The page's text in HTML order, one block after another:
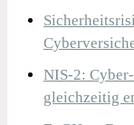
NIS-2:
gleichzeitig